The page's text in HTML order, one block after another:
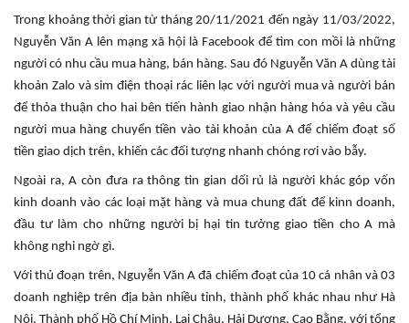
Trong khoảng thời gian từ tháng 20/11/2021 đến ngày 11/03/2022,
Nguyễn Văn A lên mạng xã hội là Facebook để tìm con mồi là những
người có nhu cầu mua hàng, bán hàng. Sau đó Nguyễn Văn A dùng tài
khoản Zalo và sim điện thoại rác liên lạc với người mua và người bán
để thỏa thuận cho hai bên tiến hành giao nhận hàng hóa và yêu cầu
người mua hàng chuyển tiền vào tài khoản của A để chiếm đoạt số
tiền giao dịch trên, khiến các đối tượng nhanh chóng rơi vào bẫy.
Ngoài ra, A còn đưa ra thông tin gian dối rủ là người khác góp vốn
kinh doanh vào các loại mặt hàng và mua chung đất để kinn doanh,
đầu tư làm cho những người bị hại tin tưởng giao tiền cho A mà
không nghi ngờ gì.
Với thủ đoạn trên, Nguyễn Văn A đã chiếm đoạt của 10 cá nhân và 03
doanh nghiệp trên địa bàn nhiều tỉnh, thành phố khác nhau như Hà
Nội, Thành phố Hồ Chí Minh, Lai Châu, Hải Dương, Cao Bằng, với tổng